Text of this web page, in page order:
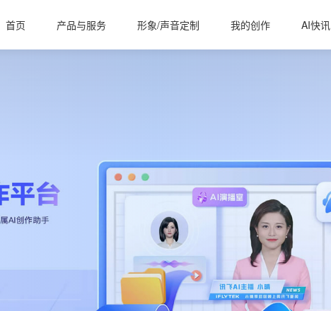
首页 产品与服务 形象/声音定制 我的创作 AI快讯